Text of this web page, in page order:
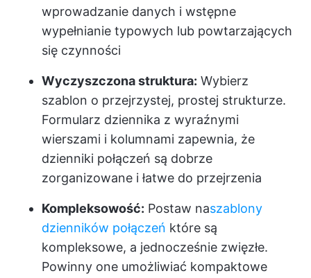
wprowadzanie danych i wstępne
wypełnianie typowych lub powtarzających
się czynności
Wyczyszczona struktura: Wybierz
szablon o przejrzystej, prostej strukturze.
Formularz dziennika z wyraźnymi
wierszami i kolumnami zapewnia, że
dzienniki połączeń są dobrze
zorganizowane i łatwe do przejrzenia
Kompleksowość: Postaw naszablony
dzienników połączeń które są
kompleksowe, a jednocześnie zwięzłe.
Powinny one umożliwiać kompaktowe